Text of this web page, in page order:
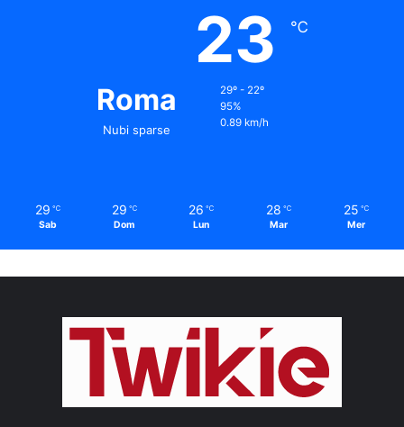
Roma
Nubi sparse
23 ℃
29º - 22º
95%
0.89 km/h
29 ℃
Sab
29 ℃
Dom
26 ℃
Lun
28 ℃
Mar
25 ℃
Mer